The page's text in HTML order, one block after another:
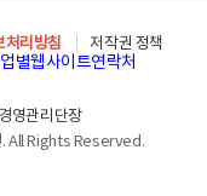
처리방침
저작권 정책
별웹사이트연락처
영관리단장
All Rights Reserved.